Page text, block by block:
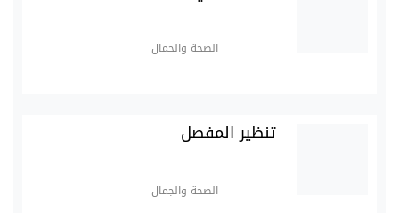
الصحة والجمال
تنظير المفصل
الصحة والجمال